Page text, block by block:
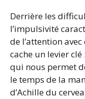
Derrière les
l’impulsivité
de l’attention
cache un levier
qui nous permet
le temps de la
d’Achille du